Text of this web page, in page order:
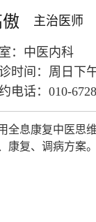
主治医师
： 中医内科
时间： 周日下
电话： 010-
全息康复中医思
康复、调病方案